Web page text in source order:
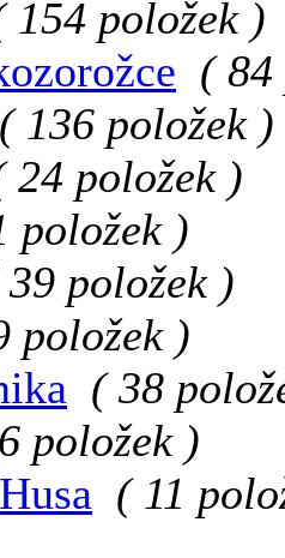
154 položek )
( 84
( 136 položek )
24 položek )
položek )
položek )
položek )
( 38
položek )
( 11